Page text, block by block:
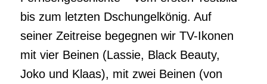
bis zum letzten Dschungelkönig. Auf
seiner Zeitreise begegnen wir TV-Ikonen
mit vier Beinen (Lassie, Black Beauty,
Joko und Klaas), mit zwei Beinen (von